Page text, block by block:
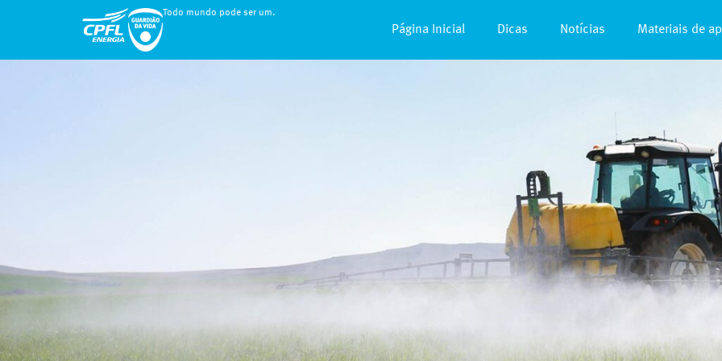
Todo mundo pode ser um.
Página Inicial Dicas Notícias Materiais de